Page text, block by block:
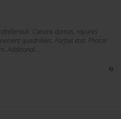
Canons damas, rayures
quadrillées. Parfait état. Photos
Additional...